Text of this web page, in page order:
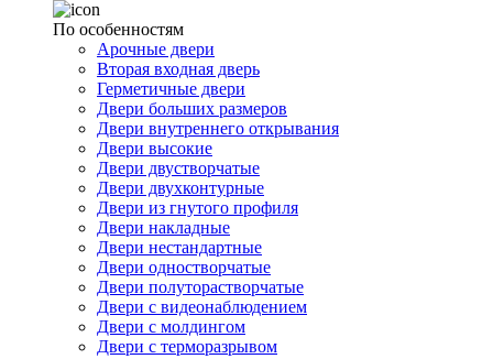
По особенностям
Арочные двери
Вторая входная дверь
Герметичные двери
Двери больших размеров
Двери внутреннего открывания
Двери высокие
Двери двустворчатые
Двери двухконтурные
Двери из гнутого профиля
Двери накладные
Двери нестандартные
Двери одностворчатые
Двери полуторастворчатые
Двери с видеонаблюдением
Двери с молдингом
Двери с терморазрывом